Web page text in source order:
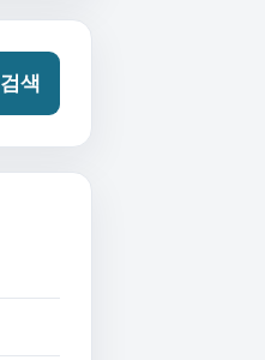
검색